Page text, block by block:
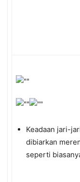
Keadaan jari-
dibiarkan
seperti